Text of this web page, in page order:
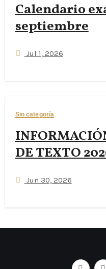
Calendario
septiembre
Jul 1, 2026
Sin categoría
DE TEXTO
Jun 30, 2026